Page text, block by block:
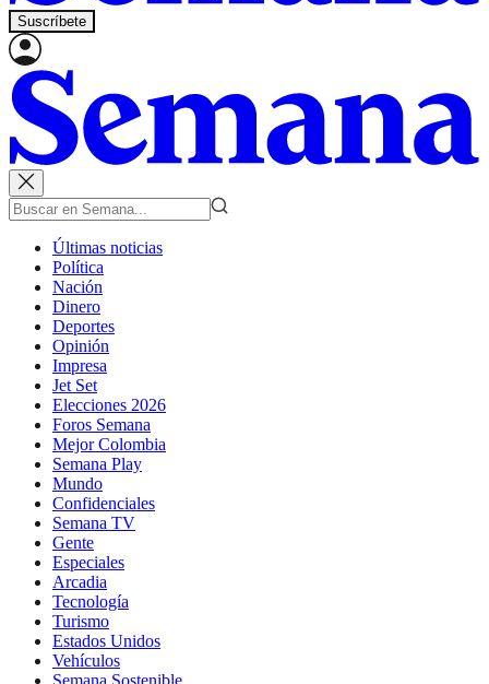
Suscríbete
Últimas noticias
Política
Nación
Dinero
Deportes
Opinión
Impresa
Jet Set
Elecciones 2026
Foros Semana
Mejor Colombia
Semana Play
Mundo
Confidenciales
Semana TV
Gente
Especiales
Arcadia
Tecnología
Turismo
Estados Unidos
Vehículos
Semana Sostenible